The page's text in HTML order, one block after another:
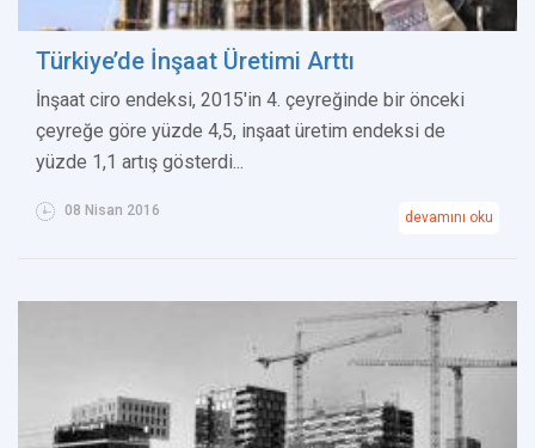
Türkiye’de İnşaat Üretimi Arttı
İnşaat ciro endeksi, 2015'in 4. çeyreğinde bir önceki
çeyreğe göre yüzde 4,5, inşaat üretim endeksi de
yüzde 1,1 artış gösterdi...
08 Nisan 2016 devamını oku